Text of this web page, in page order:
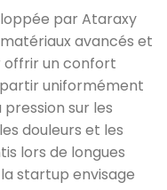
par Ataraxy
avancés et
offrir un confort
uniformément
sur les
douleurs et les
lors de longues
startup envisage